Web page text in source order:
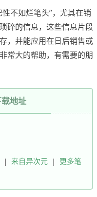
不如烂笔头”，尤其在销
碎的信息，这些信息片段
，并能应用在日后销售或
常大的帮助，有需要的朋
地址
| 来自异次元 | 更多笔